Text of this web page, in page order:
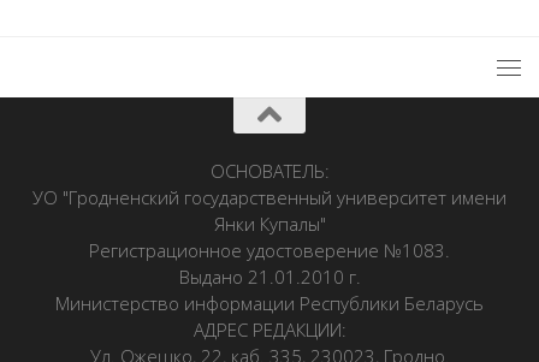
ОСНОВАТЕЛЬ:
УО "Гродненский государственный университет имени
Янки Купалы"
Регистрационное удостоверение №1083.
Выдано 21.01.2010 г.
Министерство информации Республики Беларусь
АДРЕС РЕДАКЦИИ:
Ул. Ожешко, 22, каб. 335, 230023, Гродно.